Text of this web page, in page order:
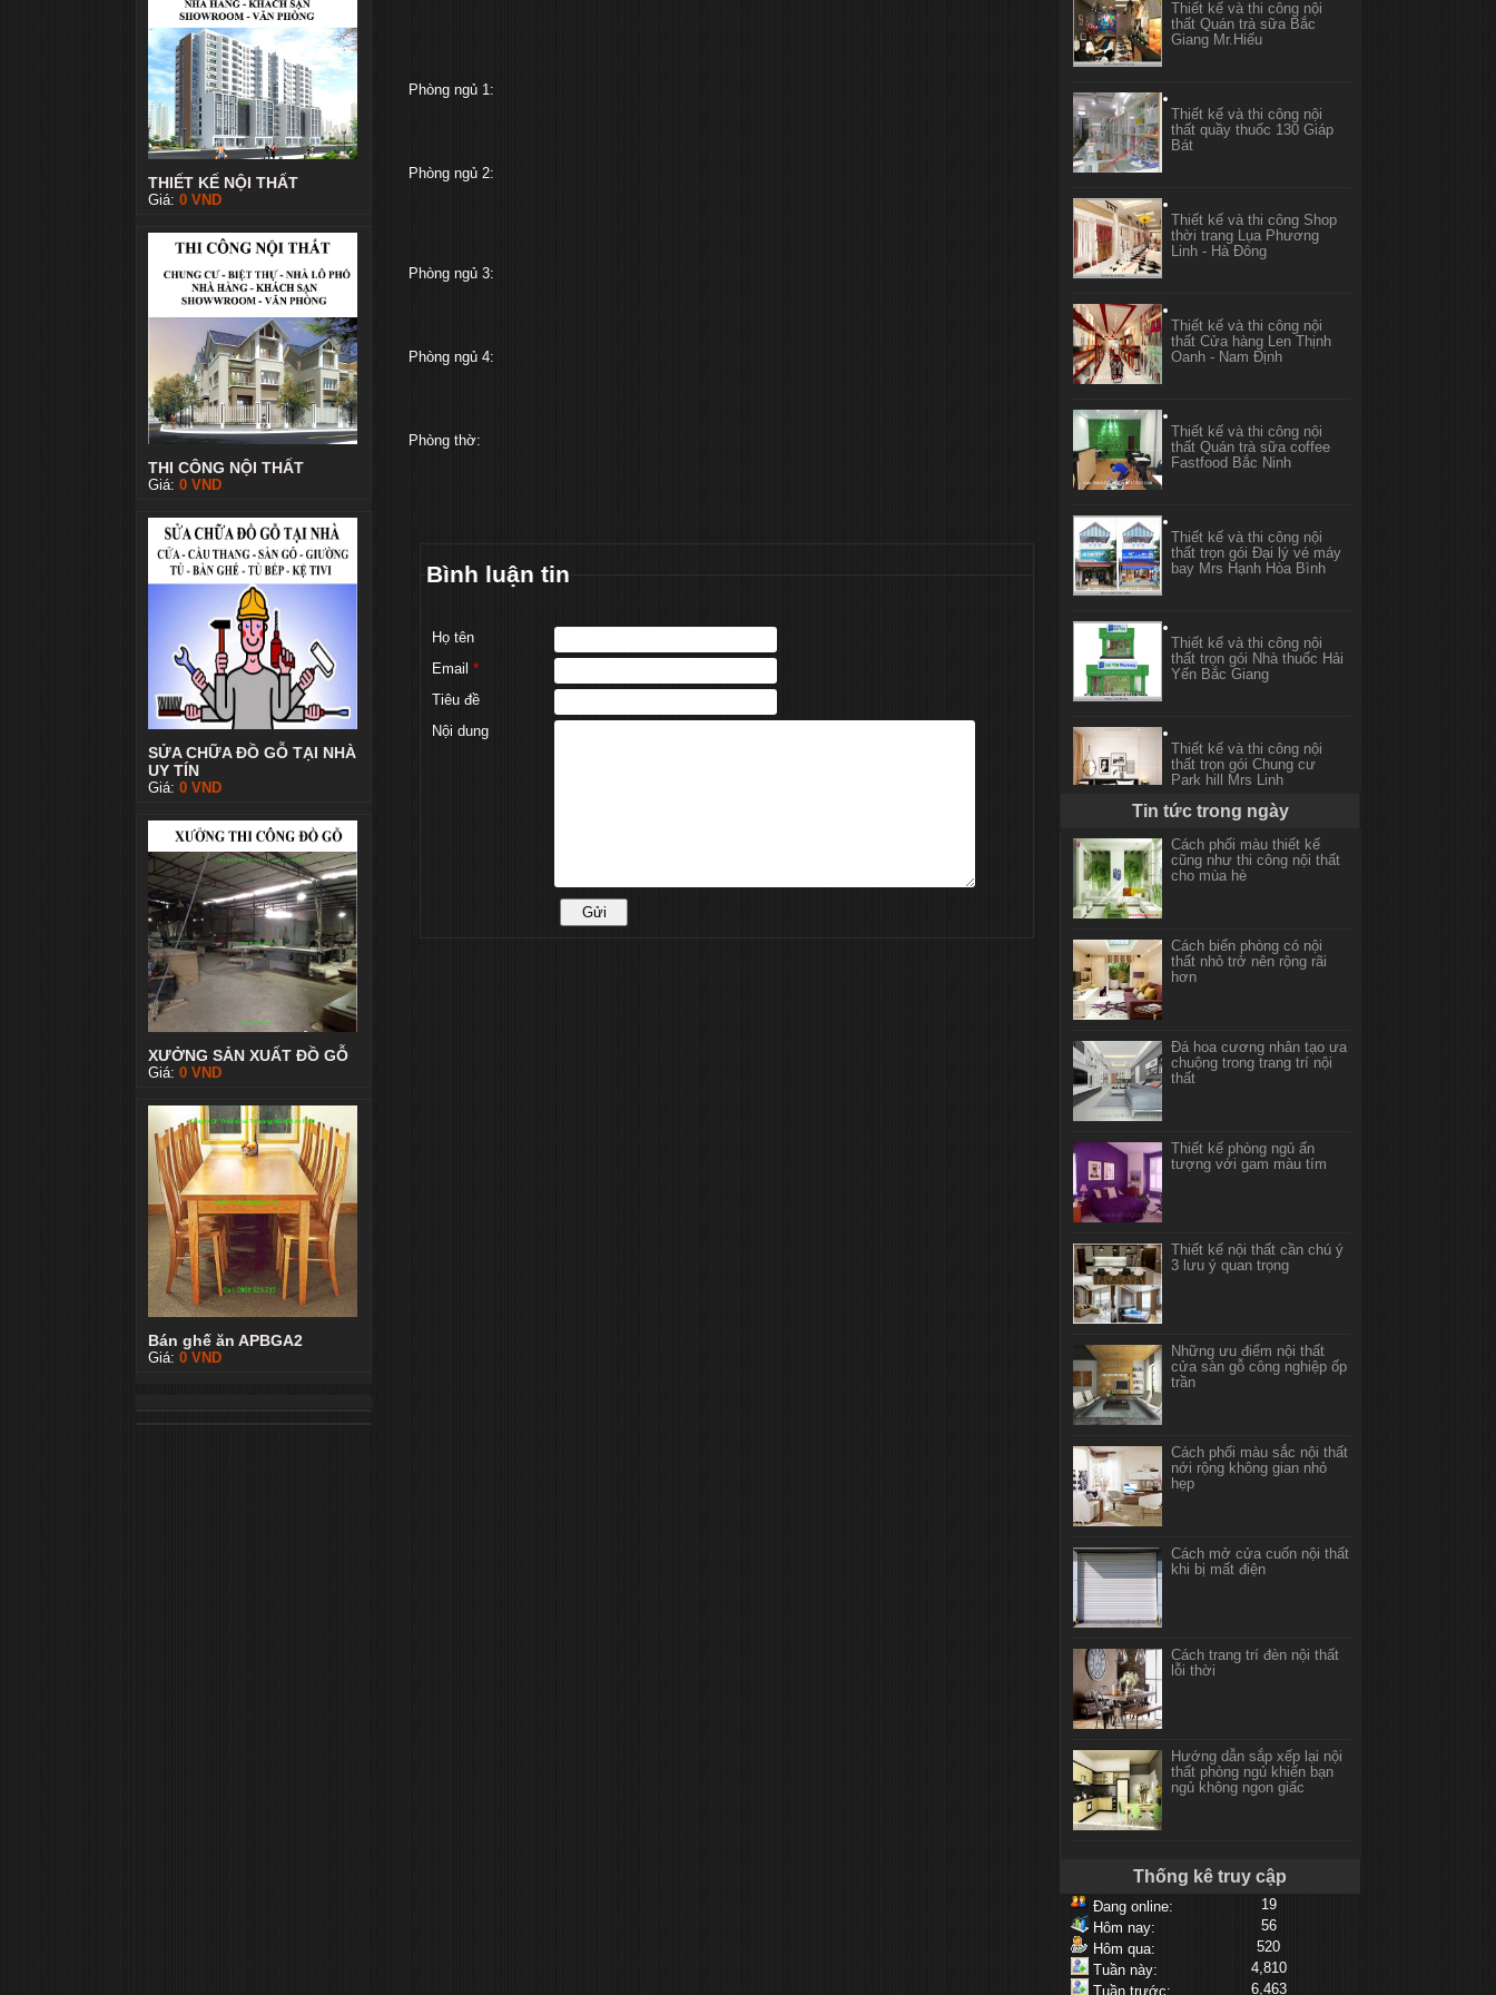
THIẾT KẾ NỘI THẤT
Giá: 0 VND
THI CÔNG NỘI THẤT
Giá: 0 VND
SỬA CHỮA ĐỒ GỖ TẠI NHÀ
UY TÍN
Giá: 0 VND
XƯỞNG SẢN XUẤT ĐỒ GỖ
Giá: 0 VND
Bán ghế ăn APBGA2
Giá: 0 VND
Phòng ngủ 1:
Phòng ngủ 2:
Phòng ngủ 3:
Phòng ngủ 4:
Phòng thờ:
Bình luận tin
Họ tên
Email *
Tiêu đề
Nội dung
Thiết kế và thi công nội
thất Quán trà sữa Bắc
Giang Mr.Hiếu
Thiết kế và thi công nội
thất quầy thuốc 130 Giáp
Bát
Thiết kế và thi công Shop
thời trang Lụa Phương
Linh - Hà Đông
Thiết kế và thi công nội
thất Cửa hàng Len Thịnh
Oanh - Nam Định
Thiết kế và thi công nội
thất Quán trà sữa coffee
Fastfood Bắc Ninh
Thiết kế và thi công nội
thất trọn gói Đại lý vé máy
bay Mrs Hạnh Hòa Bình
Thiết kế và thi công nội
thất trọn gói Nhà thuốc Hải
Yến Bắc Giang
Thiết kế và thi công nội
thất trọn gói Chung cư
Park hill Mrs Linh
Thi công nội thất Cửa hàng
hoa quả Roal Green
(Madarin Garden)
Thiết kế và thi công nội
thất Showroom Camera
Thiết kế và thi công nội
thất A.Hùng Kim Văn, Kim
Thiết kế và thi công nội
Thiết kế nội thất showroom
Thiết kế, thi công trọn gói
Thiết kế, thi công trọn gói
Thi công showroom gạch,
thiết bị vệ sinh Đường
Láng , Hà Nội
Tin tức trong ngày
Cách phối màu thiết kế
cũng như thi công nội thất
cho mùa hè
Cách biến phòng có nội
thất nhỏ trở nên rộng rãi
hơn
Đá hoa cương nhân tạo ưa
chuộng trong trang trí nội
thất
Thiết kế phòng ngủ ấn
tượng với gam màu tím
Thiết kế nội thất cần chú ý
3 lưu ý quan trọng
Những ưu điểm nội thất
cửa sàn gỗ công nghiệp ốp
trần
Cách phối màu sắc nội thất
nới rộng không gian nhỏ
hẹp
Cách mở cửa cuốn nội thất
khi bị mất điện
Cách trang trí đèn nội thất
lỗi thời
Hướng dẫn sắp xếp lại nội
thất phòng ngủ khiến bạn
ngủ không ngon giấc
Thống kê truy cập
Đang online:
19
Hôm nay:
56
Hôm qua:
520
Tuần này:
4,810
Tuần trước:
6,463